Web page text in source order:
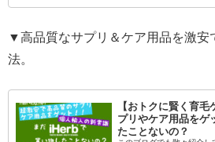
▼高品質なサプリ＆ケア用品を激安
法。
【おトクに賢く育
プリやケア用品をゲ
たことないの？